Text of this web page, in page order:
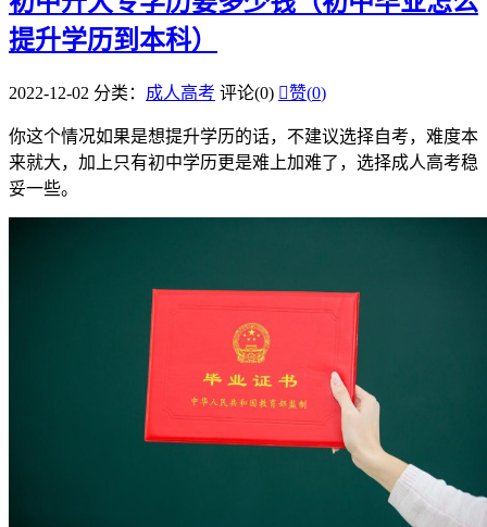
提升学历到本科）
2022-12-02 分类： 成人高考 评论(0) 赞(0)
你这个情况如果是想提升学历的话，不建议选择自考，难度本
来就大，加上只有初中学历更是难上加难了，选择成人高考稳
妥一些。